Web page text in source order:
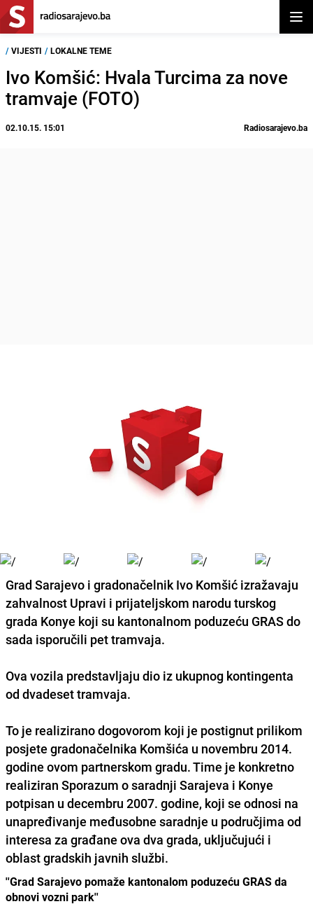
/ VIJESTI / LOKALNE TEME
Ivo Komšić: Hvala Turcima za nove
tramvaje (FOTO)
02.10.15. 15:01 Radiosarajevo.ba
Grad Sarajevo i gradonačelnik Ivo Komšić izražavaju
zahvalnost Upravi i prijateljskom narodu turskog
grada Konye koji su kantonalnom poduzeću GRAS do
sada isporučili pet tramvaja.
Ova vozila predstavljaju dio iz ukupnog kontingenta
od dvadeset tramvaja.
To je realizirano dogovorom koji je postignut prilikom
posjete gradonačelnika Komšića u novembru 2014.
godine ovom partnerskom gradu. Time je konkretno
realiziran Sporazum o saradnji Sarajeva i Konye
potpisan u decembru 2007. godine, koji se odnosi na
unapređivanje međusobne saradnje u područjima od
interesa za građane ova dva grada, uključujući i
oblast gradskih javnih službi.
''Grad Sarajevo pomaže kantonalom poduzeću GRAS da
obnovi vozni park''